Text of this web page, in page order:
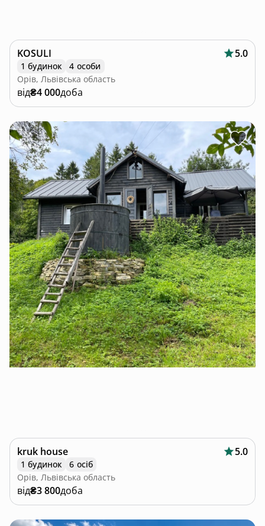
KOSULI 5.0
1 будинок
4 особи
Орів, Львівська область
від₴4 000доба
kruk house 5.0
1 будинок
6 осіб
Орів, Львівська область
від₴3 800доба